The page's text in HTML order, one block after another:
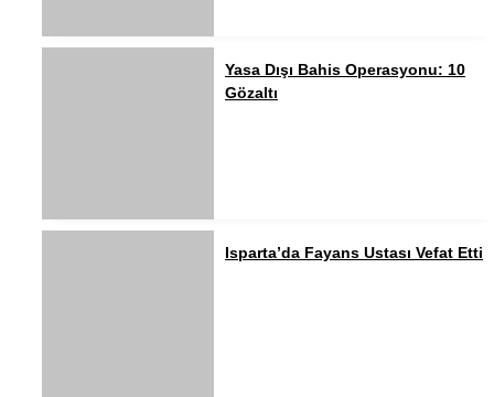
Yasa Dışı Bahis Operasyonu: 10
Gözaltı
Isparta’da Fayans Ustası Vefat Etti